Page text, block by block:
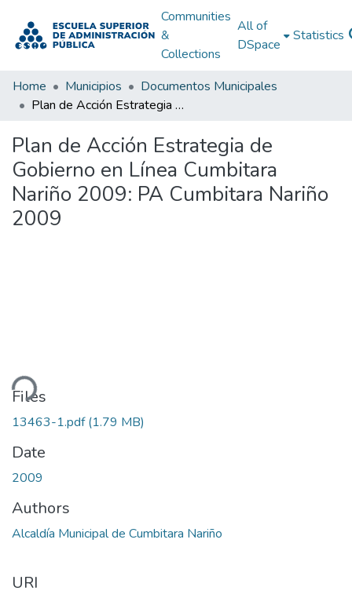
Communities
&
Collections
All of
DSpace
Statistics
Home Municipios
Documentos Municipales
Plan de Acción Estrategia de Gobierno en Línea Cumbitara Nariño 2009: PA Cumbitara Nariño 2009
Plan de Acción Estrategia de
Gobierno en Línea Cumbitara
Nariño 2009: PA Cumbitara Nariño
2009
Files
13463-1.pdf(1.79 MB)
Date
2009
Authors
Alcaldía Municipal de Cumbitara Nariño
URI